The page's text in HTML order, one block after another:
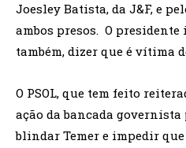
Joesley Batista, da J&F, e
ambos presos. O
também, dizer que é vítima
O PSOL, que tem feito
ação da bancada governista
blindar Temer e impedir